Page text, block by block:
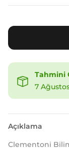
Tahmini
7
Açıklama
Clementoni